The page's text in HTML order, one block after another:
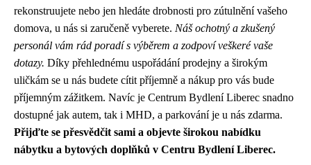
rekonstruujete nebo jen hledáte drobnosti pro zútulnění vašeho
domova, u nás si zaručeně vyberete. Náš ochotný a zkušený
personál vám rád poradí s výběrem a zodpoví veškeré vaše
dotazy. Díky přehlednému uspořádání prodejny a širokým
uličkám se u nás budete cítit příjemně a nákup pro vás bude
příjemným zážitkem. Navíc je Centrum Bydlení Liberec snadno
dostupné jak autem, tak i MHD, a parkování je u nás zdarma.
Přijďte se přesvědčit sami a objevte širokou nabídku
nábytku a bytových doplňků v Centru Bydlení Liberec.